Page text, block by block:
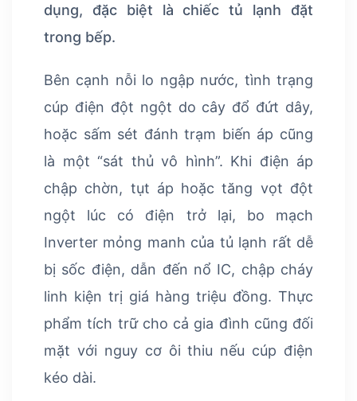
dụng, đặc biệt là chiếc tủ lạnh đặt
trong bếp.
Bên cạnh nỗi lo ngập nước, tình trạng
cúp điện đột ngột do cây đổ đứt dây,
hoặc sấm sét đánh trạm biến áp cũng
là một “sát thủ vô hình”. Khi điện áp
chập chờn, tụt áp hoặc tăng vọt đột
ngột lúc có điện trở lại, bo mạch
Inverter mỏng manh của tủ lạnh rất dễ
bị sốc điện, dẫn đến nổ IC, chập cháy
linh kiện trị giá hàng triệu đồng. Thực
phẩm tích trữ cho cả gia đình cũng đối
mặt với nguy cơ ôi thiu nếu cúp điện
kéo dài.